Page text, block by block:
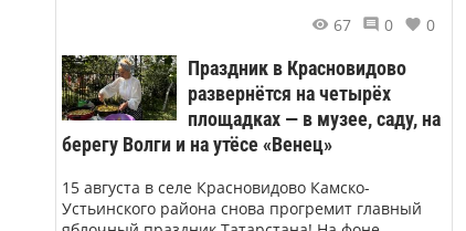
67
0 0
Праздник в Красновидово
развернётся на четырёх
площадках — в музее, саду, на
берегу Волги и на утёсе «Венец»
15 августа в селе Красновидово Камско-
Устьинского района снова прогремит главный